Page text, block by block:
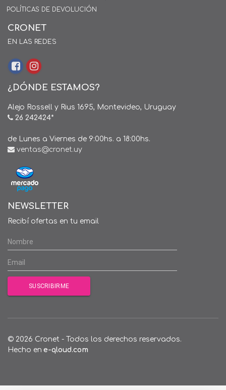
POLÍTICAS DE DEVOLUCIÓN
CRONET
EN LAS REDES
¿DÓNDE ESTAMOS?
Alejo Rossell y Rius 1695, Montevideo, Uruguay
26 242424*
de Lunes a Viernes de 9:00hs. a 18:00hs.
ventas@cronet.uy
NEWSLETTER
Recibí ofertas en tu email
© 2026 Cronet - Todos los derechos reservados.
Hecho en e-qloud.com